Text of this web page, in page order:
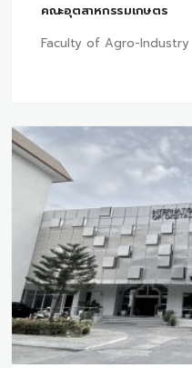
คณะอุตสาหกรรมเกษตร
Faculty of Agro-Industry